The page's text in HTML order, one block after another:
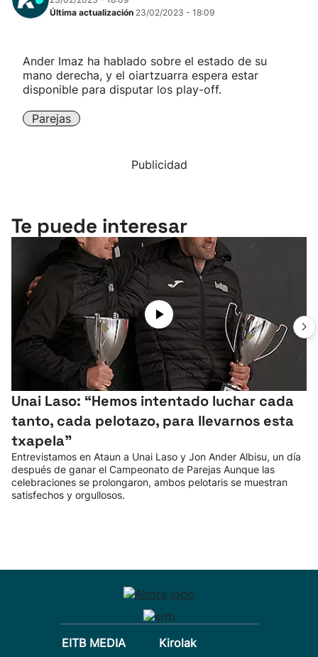
Más deportes
"Helmuga"
Última actualización 23/02/2023 - 18:09
Ander Imaz ha hablado sobre el estado de su
mano derecha, y el oiartzuarra espera estar
disponible para disputar los play-off.
Parejas
Publicidad
Te puede interesar
Unai Laso: “Hemos intentado luchar cada
tanto, cada pelotazo, para llevarnos esta
txapela”
Entrevistamos en Ataun a Unai Laso y Jon Ander Albisu, un día
después de ganar el Campeonato de Parejas Aunque las
celebraciones se prolongaron, ambos pelotaris se muestran
satisfechos y orgullosos.
EITB MEDIA
Kirolak